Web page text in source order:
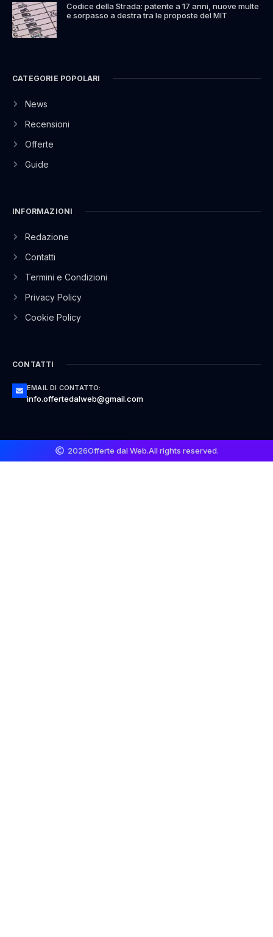
Codice della Strada: patente a 17 anni, nuove multe
e sorpasso a destra tra le proposte del MIT
CATEGORIE POPOLARI
News
Recensioni
Offerte
Guide
INFORMAZIONI
Redazione
Contatti
Termini e Condizioni
Privacy Policy
Cookie Policy
CONTATTI
EMAIL DI CONTATTO:
info.offertedalweb@gmail.com
2026Offerte dal Web.All rights reserved.